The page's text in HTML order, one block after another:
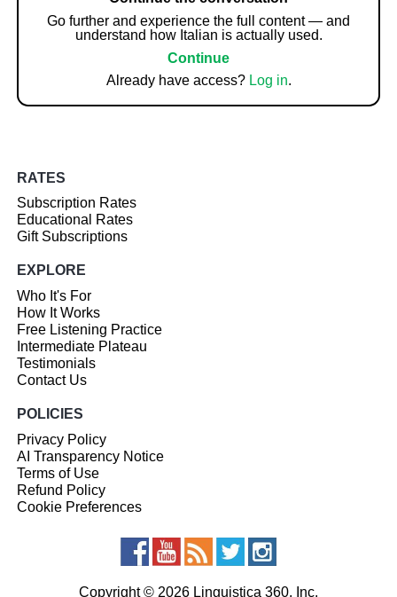
Go further and experience the full content — and
understand how Italian is actually used.
Continue
Already have access? Log in.
RATES
Subscription Rates
Educational Rates
Gift Subscriptions
EXPLORE
Who It's For
How It Works
Free Listening Practice
Intermediate Plateau
Testimonials
Contact Us
POLICIES
Privacy Policy
AI Transparency Notice
Terms of Use
Refund Policy
Cookie Preferences
Copyright © 2026 Linguistica 360, Inc.